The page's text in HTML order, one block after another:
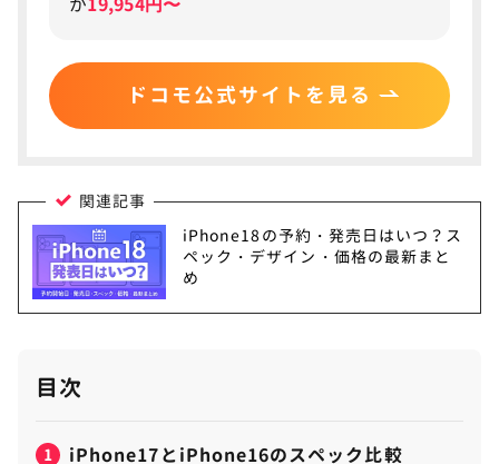
ドコモ公式サイトを見る
関連記事
iPhone18の予約・発売日はいつ？ス
ペック・デザイン・価格の最新まと
め
目次
1 iPhone17とiPhone16のスペック比較